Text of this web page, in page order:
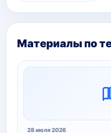
Материалы по
28 июля 2026